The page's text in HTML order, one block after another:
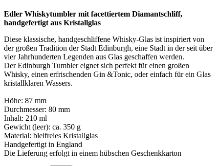
Edler Whiskytumbler mit facettiertem Diamantschliff,
handgefertigt aus Kristallglas
Diese klassische, handgeschliffene Whisky-Glas ist inspiriert von
der großen Tradition der Stadt Edinburgh, eine Stadt in der seit über
vier Jahrhunderten Legenden aus Glas geschaffen werden.
Der Edinburgh Tumbler eignet sich perfekt für einen großen
Whisky, einen erfrischenden Gin &Tonic, oder einfach für ein Glas
kristallklaren Wassers.
Höhe: 87 mm
Durchmesser: 80 mm
Inhalt: 210 ml
Gewicht (leer): ca. 350 g
Material: bleifreies Kristallglas
Handgefertigt in England
Die Lieferung erfolgt in einem hübschen Geschenkkarton